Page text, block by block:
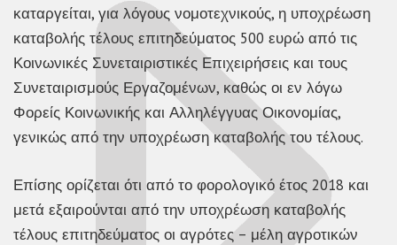
καταργείται, για λόγους νομοτεχνικούς, η υποχρέωση
καταβολής τέλους επιτηδεύματος 500 ευρώ από τις
Κοινωνικές Συνεταιριστικές Επιχειρήσεις και τους
Συνεταιρισμούς Εργαζομένων, καθώς οι εν λόγω
Φορείς Κοινωνικής και Αλληλέγγυας Οικονομίας,
γενικώς από την υποχρέωση καταβολής του τέλους.
Επίσης ορίζεται ότι από το φορολογικό έτος 2018 και
μετά εξαιρούνται από την υποχρέωση καταβολής
τέλους επιτηδεύματος οι αγρότες – μέλη αγροτικών